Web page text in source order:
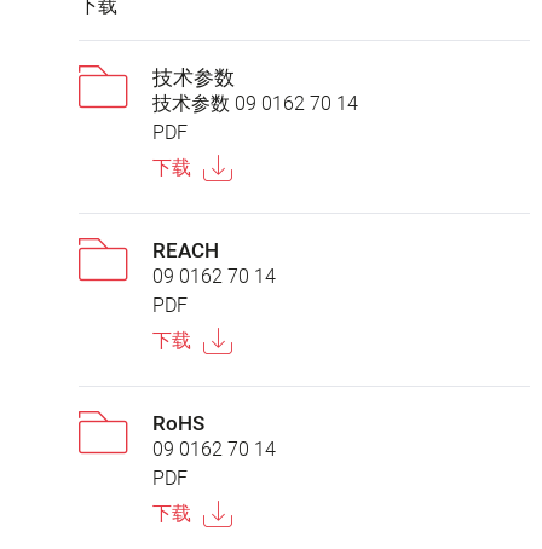
下载
技术参数
技术参数 09 0162 70 14
PDF
下载
REACH
09 0162 70 14
PDF
下载
RoHS
09 0162 70 14
PDF
下载